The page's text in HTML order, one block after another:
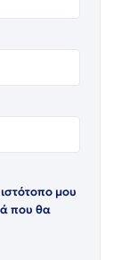
μου
που θα